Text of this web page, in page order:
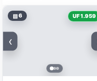
▧6 UF 1.959
‹